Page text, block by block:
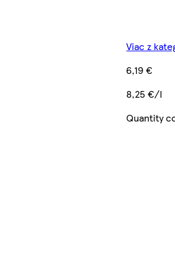
Viac z
6,19 €
8,25 €/l
Quantity